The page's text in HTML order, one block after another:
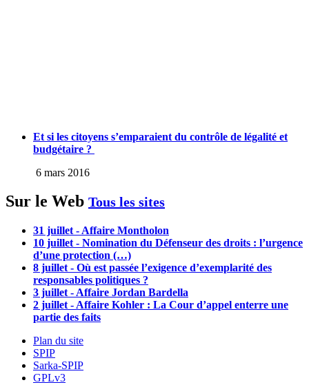
Et si les citoyens s’emparaient du contrôle de légalité et
budgétaire ?
6 mars 2016
Sur le Web Tous les sites
31 juillet - Affaire Montholon
10 juillet - Nomination du Défenseur des droits : l’urgence
d’une protection (…)
8 juillet - Où est passée l’exigence d’exemplarité des
responsables politiques ?
3 juillet - Affaire Jordan Bardella
2 juillet - Affaire Kohler : La Cour d’appel enterre une
partie des faits
Plan du site
SPIP
Sarka-SPIP
GPLv3